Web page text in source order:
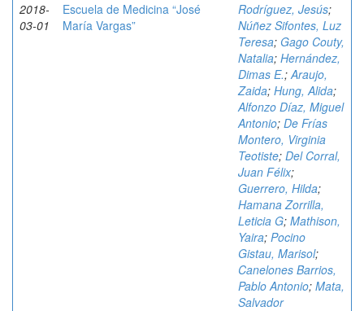
2018-
03-01
Escuela de Medicina “José
María Vargas”
Rodríguez, Jesús;
Núñez Sifontes, Luz
Teresa; Gago Couty,
Natalia; Hernández,
Dimas E.;Araujo,
Zaida; Hung, Alida;
Alfonzo Díaz, Miguel
Antonio; De Frías
Montero, Virginia
Teotiste; Del Corral,
Juan Félix;
Guerrero, Hilda;
Hamana Zorrilla,
Leticia G; Mathison,
Yaira; Pocino
Gistau, Marisol;
Canelones Barrios,
Pablo Antonio; Mata,
Salvador